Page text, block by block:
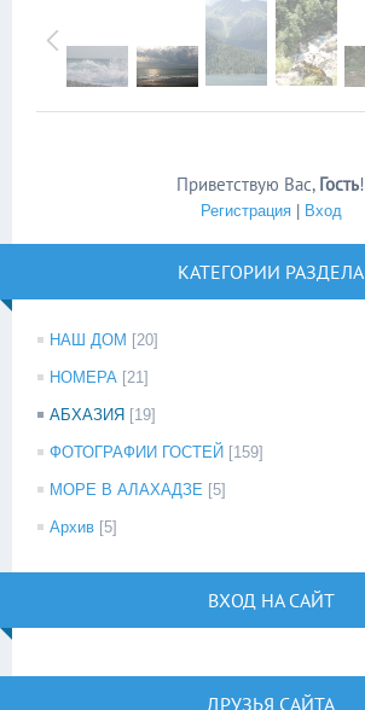
Приветствую Вас, Гость!
Регистрация| Вход
КАТЕГОРИИ РАЗДЕЛА
НАШ ДОМ [20]
НОМЕРА [21]
АБХАЗИЯ [19]
ФОТОГРАФИИ ГОСТЕЙ [159]
МОРЕ В АЛАХАДЗЕ [5]
Архив [5]
ВХОД НА САЙТ
ДРУЗЬЯ САЙТА